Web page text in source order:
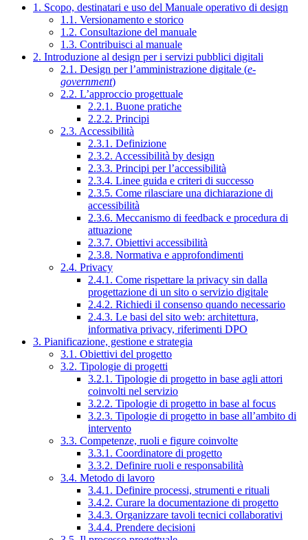
1. Scopo, destinatari e uso del Manuale operativo di design
1.1. Versionamento e storico
1.2. Consultazione del manuale
1.3. Contribuisci al manuale
2. Introduzione al design per i servizi pubblici digitali
2.1. Design per l’amministrazione digitale (e-
government)
2.2. L’approccio progettuale
2.2.1. Buone pratiche
2.2.2. Principi
2.3. Accessibilità
2.3.1. Definizione
2.3.2. Accessibilità by design
2.3.3. Principi per l’accessibilità
2.3.4. Linee guida e criteri di successo
2.3.5. Come rilasciare una dichiarazione di
accessibilità
2.3.6. Meccanismo di feedback e procedura di
attuazione
2.3.7. Obiettivi accessibilità
2.3.8. Normativa e approfondimenti
2.4. Privacy
2.4.1. Come rispettare la privacy sin dalla
progettazione di un sito o servizio digitale
2.4.2. Richiedi il consenso quando necessario
2.4.3. Le basi del sito web: architettura,
informativa privacy, riferimenti DPO
3. Pianificazione, gestione e strategia
3.1. Obiettivi del progetto
3.2. Tipologie di progetti
3.2.1. Tipologie di progetto in base agli attori
coinvolti nel servizio
3.2.2. Tipologie di progetto in base al focus
3.2.3. Tipologie di progetto in base all’ambito di
intervento
3.3. Competenze, ruoli e figure coinvolte
3.3.1. Coordinatore di progetto
3.3.2. Definire ruoli e responsabilità
3.4. Metodo di lavoro
3.4.1. Definire processi, strumenti e rituali
3.4.2. Curare la documentazione di progetto
3.4.3. Organizzare tavoli tecnici collaborativi
3.4.4. Prendere decisioni